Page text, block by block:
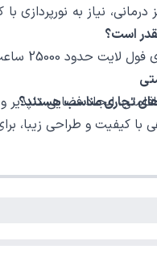
ایجاد فضایی
است؟
25000 ساعت می‌باشد.
تجاری مناسب هستند؟
با کیفیت و طراحی